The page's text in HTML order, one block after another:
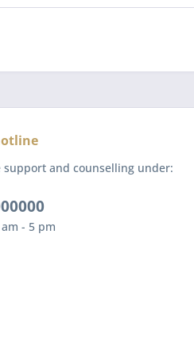
support and counselling under:
- 5 pm